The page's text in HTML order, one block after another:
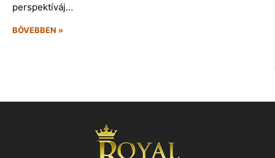
perspektíváj…
BŐVEBBEN »